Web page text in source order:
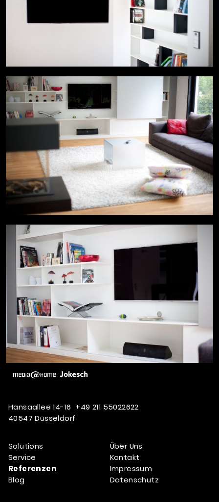
Hansaallee 14-16
40547 Düsseldorf
+49 211 55022622
Solutions
Service
Referenzen
Blog
Über Uns
Kontakt
Impressum
Datenschutz